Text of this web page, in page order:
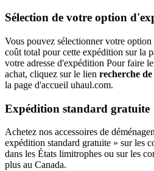
Sélection de votre option
Vous pouvez sélectionner votre
coût total pour cette expédition sur la
votre adresse d'expédition Pour faire
achat, cliquez sur le lien recherche
la page d'accueil uhaul.com.
Expédition standard gratuite
Achetez nos accessoires de
expédition standard gratuite » sur les
dans les États limitrophes ou sur les
plus au Canada.